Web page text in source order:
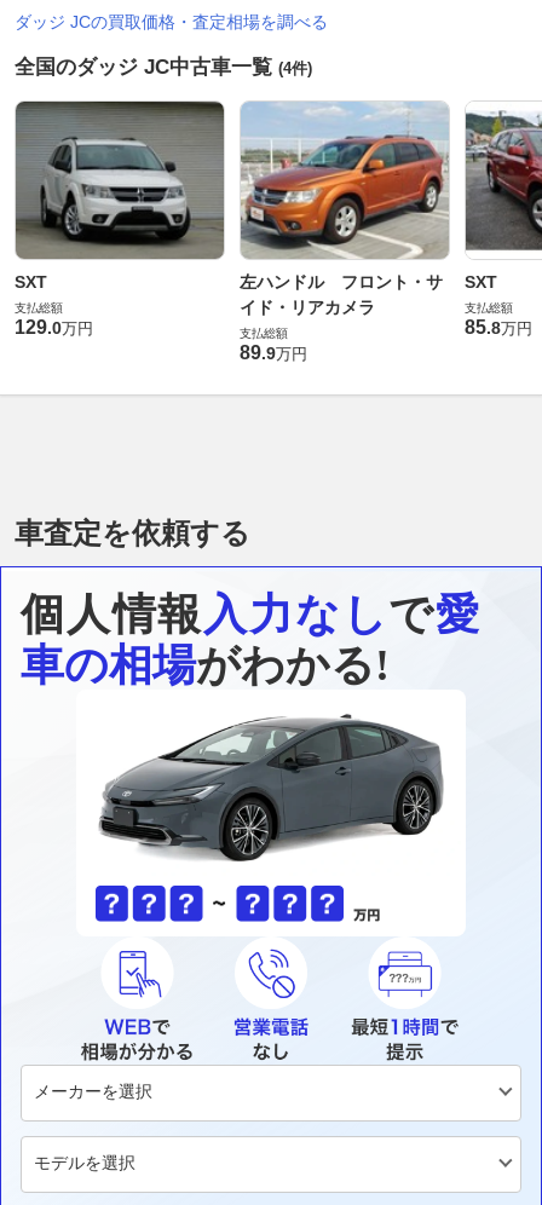
ダッジ JCの買取価格・査定相場を調べる
全国のダッジ JC中古車一覧 (4件)
SXT
支払総額
129.0万円
左ハンドル フロント・サ
イド・リアカメラ
支払総額
89.9万円
SXT
支払総額
85.8万円
車査定を依頼する
個人情報 入力なしで愛
車の相場がわかる!